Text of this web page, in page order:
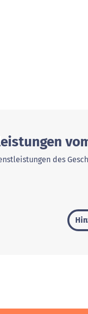
des